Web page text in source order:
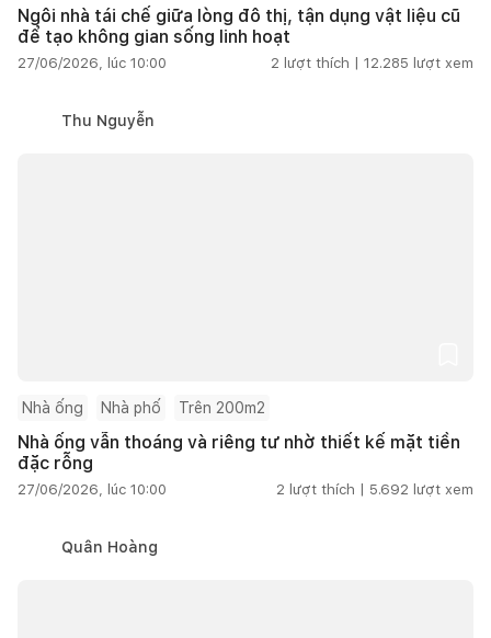
Ngôi nhà tái chế giữa lòng đô thị, tận dụng vật liệu cũ
để tạo không gian sống linh hoạt
27/06/2026, lúc 10:00 2 lượt thích | 12.285 lượt xem
Thu Nguyễn
Nhà ống Nhà phố Trên 200m2
Nhà ống vẫn thoáng và riêng tư nhờ thiết kế mặt tiền
đặc rỗng
27/06/2026, lúc 10:00 2 lượt thích | 5.692 lượt xem
Quân Hoàng